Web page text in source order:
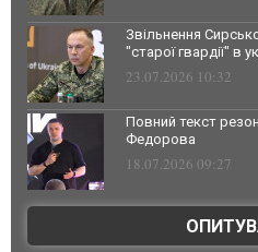
Звільнення
"старої гвардії" в
23.07.2026 10:32
Повний текст
Федорова
18.07.2026 09:27